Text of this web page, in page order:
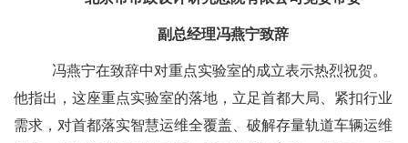
副总经理冯燕宁致辞
冯燕宁在致辞中对重点实验室的成立表示热烈祝贺。
他指出，这座重点实验室的落地，立足首都大局、紧扣行业
需求，对首都落实智慧运维全覆盖、破解存量轨道车辆运维